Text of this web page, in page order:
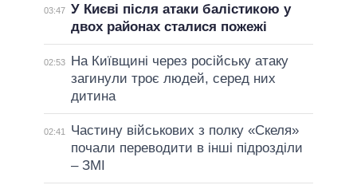
03:47 У Києві після атаки балістикою у
двох районах сталися пожежі
02:53
На Київщині через російську атаку
загинули троє людей, серед них
дитина
02:41
Частину військових з полку «Скеля»
почали переводити в інші підрозділи
– ЗМІ